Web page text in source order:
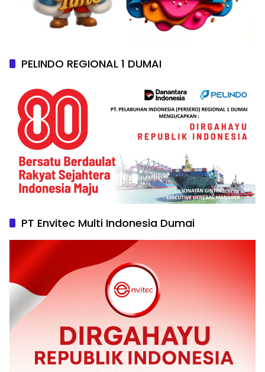
PELINDO REGIONAL 1 DUMAI
PT Envitec Multi Indonesia Dumai